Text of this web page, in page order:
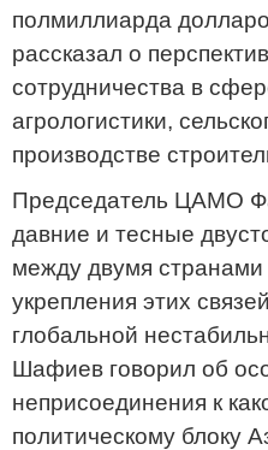
полмиллиарда
рассказал о
сотрудничества в
агрологистики,
производстве
Председатель ЦАМО
давние и тесные
между двумя странами
укрепления этих
глобальной
Шафиев говорил об
неприсоединения к
политическому блоку